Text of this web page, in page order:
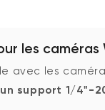
les caméras
avec les
un support 1/4"-